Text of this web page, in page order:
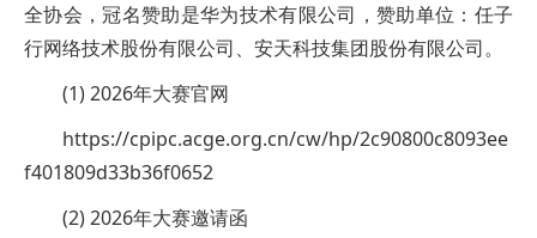
全协会，冠名赞助是华为技术有限公司，赞助单位：任子
行网络技术股份有限公司、安天科技集团股份有限公司。
(1) 2026年大赛官网
https://cpipc.acge.org.cn/cw/hp/2c90800c8093ee
f401809d33b36f0652
(2) 2026年大赛邀请函